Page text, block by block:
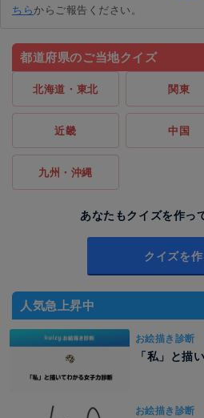
ちらからご報告ください。
都道府県のご当地クイズ
北海道・東北 関東
近畿 中国
九州・沖縄
あなたもクイズを作っ
クイズを作
人気急上昇中
お絵描き診断
「私」と描
お絵描き診断